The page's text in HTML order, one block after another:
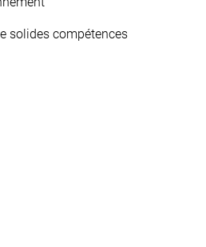
solides compétences